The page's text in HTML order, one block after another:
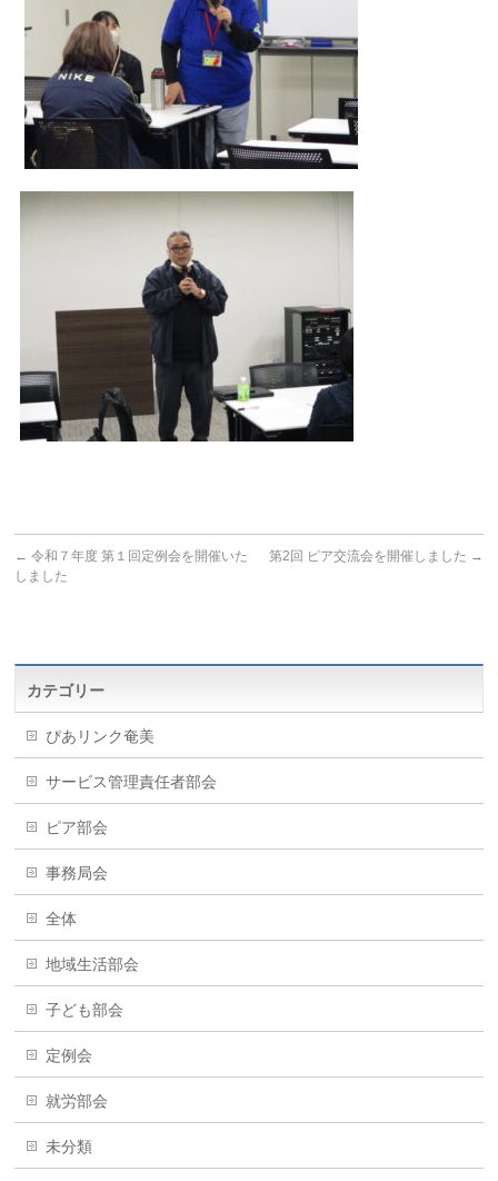
← 令和７年度 第１回定例会を開催いた
しました
第2回 ピア交流会を開催しました →
カテゴリー
ぴあリンク奄美
サービス管理責任者部会
ピア部会
事務局会
全体
地域生活部会
子ども部会
定例会
就労部会
未分類